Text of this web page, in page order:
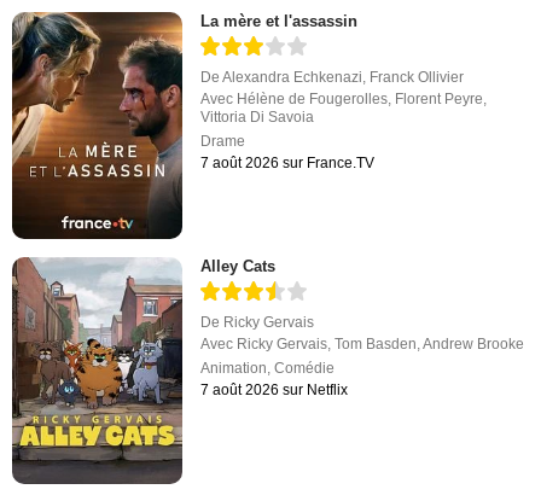
La mère et l'assassin
DeAlexandra Echkenazi Franck Ollivier
Avec Hélène de Fougerolles Florent Peyre
Vittoria Di Savoia
Drame
7 août 2026 sur France.TV
Alley Cats
De Ricky Gervais
Avec Ricky Gervais,Tom Basden,Andrew Brooke
Animation,Comédie
7 août 2026 sur Netflix